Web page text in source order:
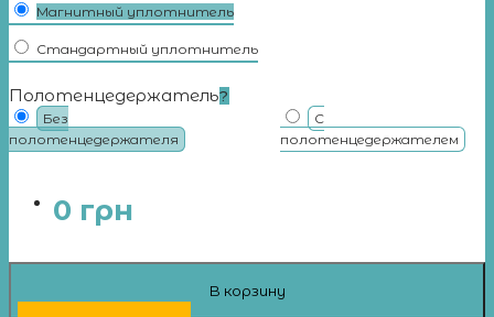
Магнитный уплотнитель
Стандартный уплотнитель
Полотенцедержатель?
Без
полотенцедержателя
С
полотенцедержателем
0 грн
В корзину